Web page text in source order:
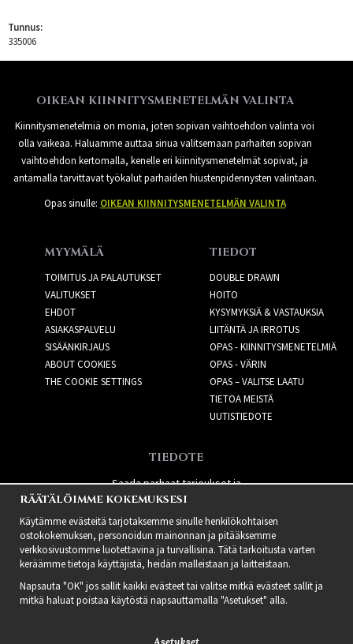
Tunnus:
335006
OIKEAN KIINNITYSMENETELMÄN VALINTA
Kiinnitysmenetelmiä on monia, joten sopivan vaihtoehdon valinta voi
olla vaikeaa. Haluamme auttaa sinua valitsemaan parhaiten sopivan
vaihtoehdon kertomalla, kenelle eri kiinnitysmenetelmät sopivat, ja
antamalla tarvittavat työkalut parhaiden hiustenpidennysten valintaan.
Opas sinulle: OIKEAN KIINNITYSMENETELMÄN VALINTA
MYYMÄLÄ
TOIMITUS JA PALAUTUKSET
VALITUKSET
EHDOT
ASIAKASPALVELU
SISÄÄNKIRJAUS
ABOUT COOKIES
THE COOKIE SETTINGS
TIEDOT
DOUBLE DRAWN
HOITO
KYSYMYKSIÄ & VASTAUKSIA
LIITÄNTÄ JA IRROTUS
OPAS - KIINNITYSMENETELMIÄ
OPAS - VÄRIN
OPAS – VALITSE LAATU
TIETOA MEISTÄ
UUTISTIEDOTE
TIEDOTE
Saada parhaat tarjoukset ja
uusia tuotteita!
RÄÄTÄLÖIMME KOKEMUKSESI
Käytämme evästeitä tarjotaksemme sinulle henkilökohtaisen
ostokokemuksen, personoidun mainonnan ja pitääksemme
verkkosivustomme luotettavina ja turvallisina. Tätä tarkoitusta varten
keräämme tietoja käyttäjistä, heidän malleistaan ​​ja laitteistaan.
Napsauta "OK" jos sallit kaikki evästeet tai valitse mitkä evästeet sallit ja
mitkä haluat poistaa käytöstä napsauttamalla "Asetukset" alla.